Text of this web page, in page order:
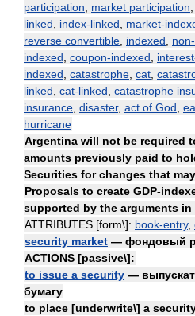
participation
market participation
linked
index-linked market-
reverse convertible indexed
indexed coupon-indexed
indexed catastrophe cat
linked cat-linked catastrophe
insurance disaster, act of God
hurricane
Argentina will not be required
amounts previously paid to
Securities for changes that
Proposals to create GDP-
supported by the arguments in
ATTRIBUTES [form\]: book-entry,
security market — фондовый
ACTIONS [passive\]:
to issue a security —
бумагу
to place [underwrite\] a